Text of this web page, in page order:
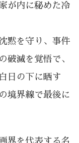
が内に秘めた冷
黙を守り、事件
破滅を覚悟で、
日の下に晒す
境界線で最後に
界を代表する名